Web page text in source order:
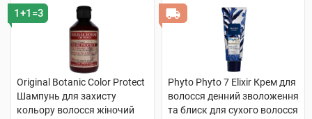
1+1=3
Original Botanic Color Protect
Шампунь для захисту
кольору волосся жіночий
Phyto Phyto 7 Elixir Крем для
волосся денний зволоження
та блиск для сухого волосся